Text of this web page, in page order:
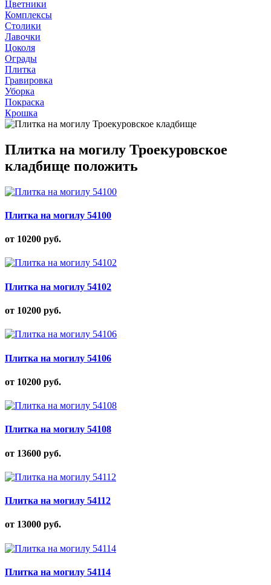
Цветники
Комплексы
Столики
Лавочки
Цоколя
Ограды
Плитка
Гравировка
Уборка
Покраска
Крошка
Плитка на могилу Троекуровское
кладбище положить
Плитка на могилу 54100
от 10200 руб.
Плитка на могилу 54102
от 10200 руб.
Плитка на могилу 54106
от 10200 руб.
Плитка на могилу 54108
от 13600 руб.
Плитка на могилу 54112
от 13000 руб.
Плитка на могилу 54114